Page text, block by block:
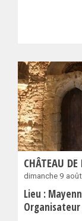
CHÂTEAU
dimanche 9
Lieu :
Organisateur